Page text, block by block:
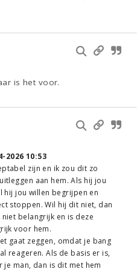
is het voor.
2026 10:53
zijn en ik zou dit zo
aan hem. Als hij jou
hij jou willen begrijpen en
stoppen. Wil hij dit niet, dan
belangrijk en is deze
voor hem.
gaat zeggen, omdat je bang
reageren. Als de basis er is,
je man, dan is dit met hem